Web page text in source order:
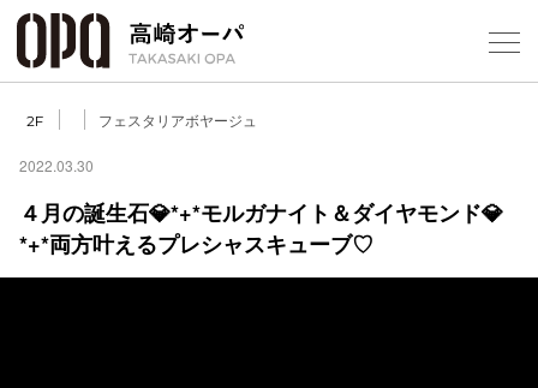
2F フェスタリアボヤージュ
2022.03.30
４月の誕生石💎*+*モルガナイト＆ダイヤモンド💎
*+*両方叶えるプレシャスキューブ♡
フロア
ショッ